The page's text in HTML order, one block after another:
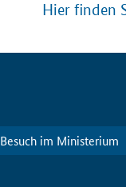
Hier finden
im Ministerium